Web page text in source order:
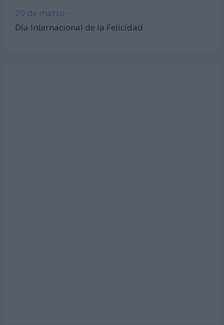
20 de marzo -
Día Internacional de la Felicidad